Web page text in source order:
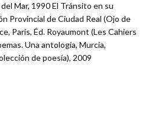
Mar, 1990 El Tránsito en su
Provincial de Ciudad Real (Ojo de
París, Éd. Royaumont (Les Cahiers
Una antología, Murcia,
de poesía), 2009